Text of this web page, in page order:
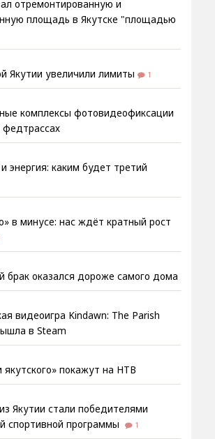
отремонтированную и
площадь в Якутске "площадью
Якутии увеличили лимиты 1
комплексы фотовидеофиксации
федтрассах
энергия: каким будет третий
в минусе: нас ждёт кратный рост
брак оказался дороже самого дома
видеоигра Kindawn: The Parish
в Steam
якутского» покажут на НТВ
Якутии стали победителями
спортивной программы
1